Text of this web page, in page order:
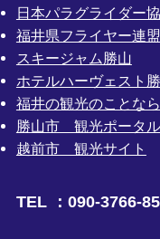
日本パラグライダー
福井県フライヤー連盟
スキージャム勝山
ホテルハーヴェスト
福井の観光のことな
勝山市 観光ポータル
越前市 観光サイト
TEL ：090-3766-